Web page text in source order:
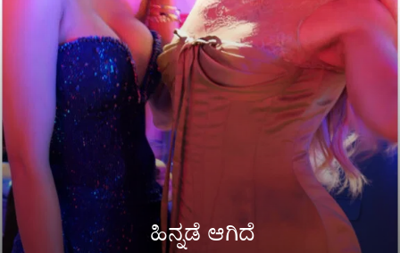
ಹಿನ್ನಡೆ ಆಗಿದೆ